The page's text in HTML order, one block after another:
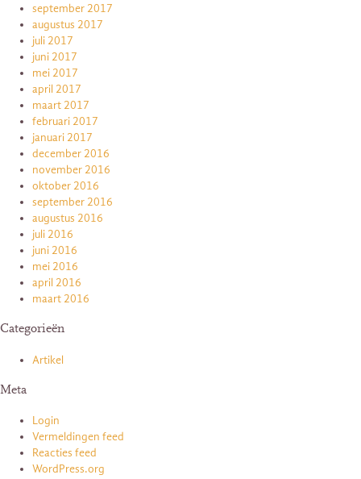
september 2017
augustus 2017
juli 2017
juni 2017
mei 2017
april 2017
maart 2017
februari 2017
januari 2017
december 2016
november 2016
oktober 2016
september 2016
augustus 2016
juli 2016
juni 2016
mei 2016
april 2016
maart 2016
Categorieën
Artikel
Meta
Login
Vermeldingen feed
Reacties feed
WordPress.org